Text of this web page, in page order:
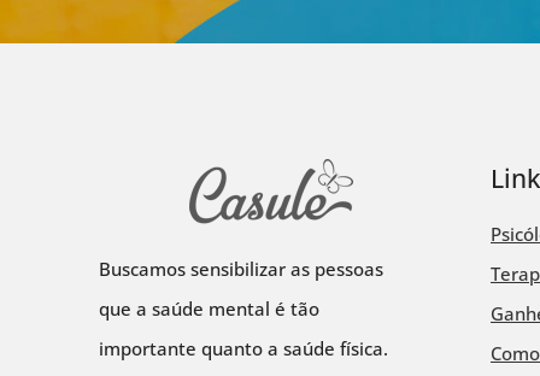
Buscamos sensibilizar as pessoas
que a saúde mental é tão
importante quanto a saúde física.